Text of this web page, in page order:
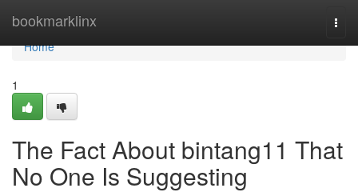
bookmarklinx
Home
Home
1
The Fact About bintang11 That
No One Is Suggesting